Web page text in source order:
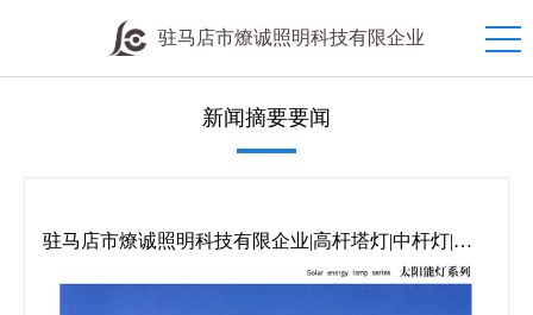
驻马店市燎诚照明科技有限企业
新闻摘要要闻
驻马店市燎诚照明科技有限企业|高杆塔灯|中杆灯|道
路灯|庭院灯|草坪灯|地埋灯|欧式灯|防潮灯|工矿灯|机床